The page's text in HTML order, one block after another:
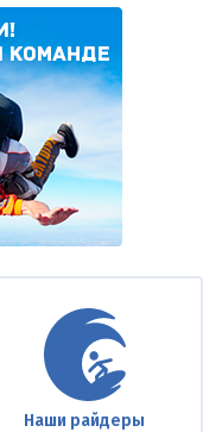
Наши райдеры